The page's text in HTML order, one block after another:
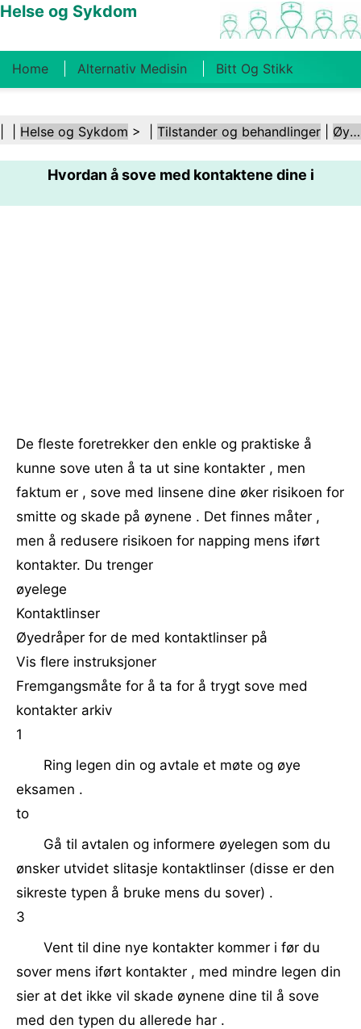
Helse og Sykdom
Home Alternativ Medisin Bitt Og Stikk
Kosthold Og Ernæring Familiehelse
Helsebransjen Psykisk Helse Folkehelse Og
Sikkerhet Kirurgi Og Prosedyrer Helse
Helse og Sykdom > | Tilstander og behandlinger Øye- og synsforstyrrelser
Hvordan å sove med kontaktene dine i
De fleste foretrekker den enkle og praktiske å
kunne sove uten å ta ut sine kontakter , men
faktum er , sove med linsene dine øker risikoen for
smitte og skade på øynene . Det finnes måter ,
men å redusere risikoen for napping mens iført
kontakter. Du trenger
øyelege
Kontaktlinser
Øyedråper for de med kontaktlinser på
Vis flere instruksjoner
Fremgangsmåte for å ta for å trygt sove med
kontakter arkiv
1
Ring legen din og avtale et møte og øye
eksamen .
to
Gå til avtalen og informere øyelegen som du
ønsker utvidet slitasje kontaktlinser (disse er den
sikreste typen å bruke mens du sover) .
3
Vent til dine nye kontakter kommer i før du
sover mens iført kontakter , med mindre legen din
sier at det ikke vil skade øynene dine til å sove
med den typen du allerede har .